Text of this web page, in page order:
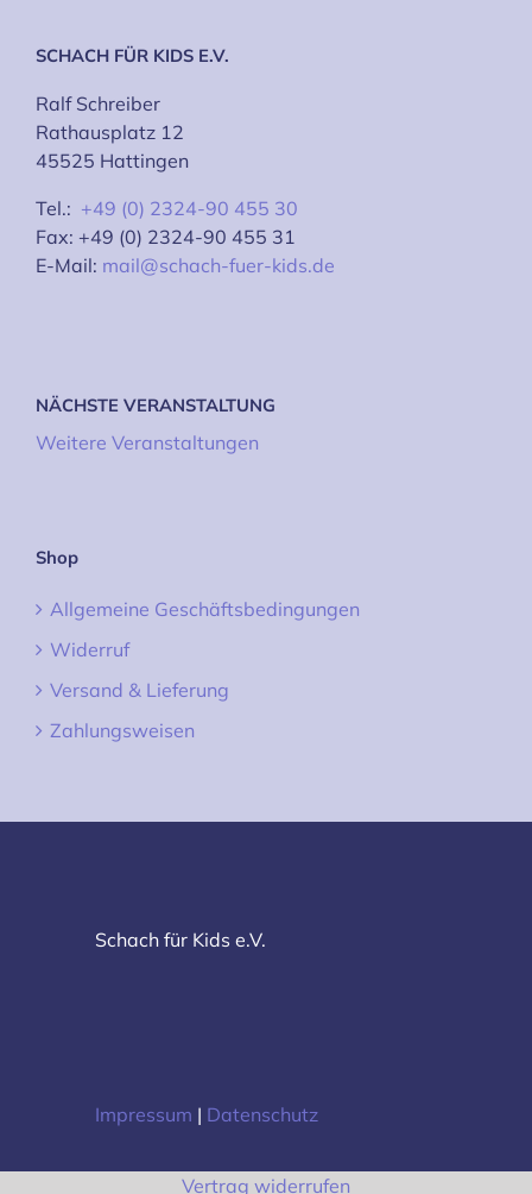
SCHACH FÜR KIDS E.V.
Ralf Schreiber
Rathausplatz 12
45525 Hattingen
Tel.: +49 (0) 2324-90 455 30
Fax: +49 (0) 2324-90 455 31
E-Mail: mail@schach-fuer-kids.de
NÄCHSTE VERANSTALTUNG
Weitere Veranstaltungen
Shop
Allgemeine Geschäftsbedingungen
Widerruf
Versand & Lieferung
Zahlungsweisen
Schach für Kids e.V.
Impressum | Datenschutz
Vertrag widerrufen